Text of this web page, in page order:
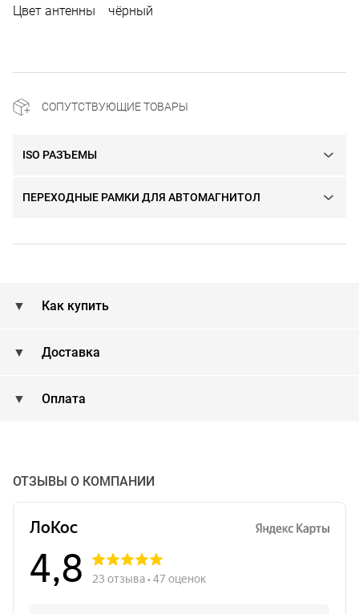
Цвет антенны чёрный
СОПУТСТВУЮЩИЕ ТОВАРЫ
ISO РАЗЪЕМЫ
ПЕРЕХОДНЫЕ РАМКИ ДЛЯ АВТОМАГНИТОЛ
Как купить
Доставка
Оплата
ОТЗЫВЫ О КОМПАНИИ